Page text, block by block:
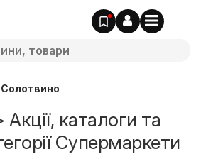
каталоги та
Супермаркети